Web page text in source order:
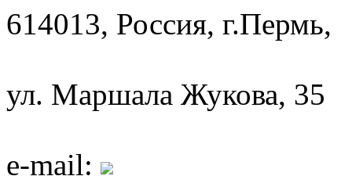
614013, Россия, г.Пермь,
ул. Маршала Жукова, 35
e-mail: